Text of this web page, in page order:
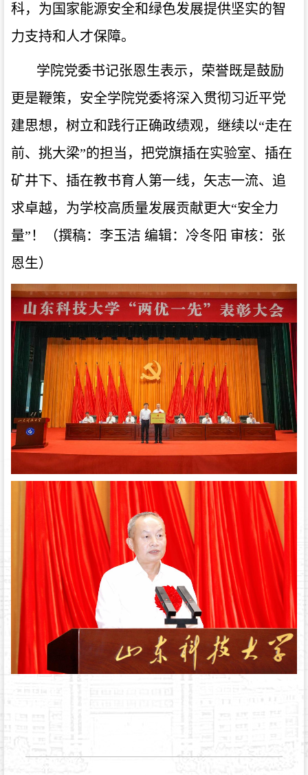
科，为国家能源安全和绿色发展提供坚实的智
力支持和人才保障。
学院党委书记张恩生表示，荣誉既是鼓励
更是鞭策，安全学院党委将深入贯彻习近平党
建思想，树立和践行正确政绩观，继续以“走在
前、挑大梁”的担当，把党旗插在实验室、插在
矿井下、插在教书育人第一线，矢志一流、追
求卓越，为学校高质量发展贡献更大“安全力
量”！（撰稿：李玉洁 编辑：冷冬阳 审核：张
恩生）